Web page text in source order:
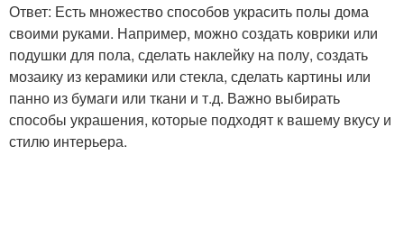
Ответ: Есть множество способов украсить полы дома
своими руками. Например, можно создать коврики или
подушки для пола, сделать наклейку на полу, создать
мозаику из керамики или стекла, сделать картины или
панно из бумаги или ткани и т.д. Важно выбирать
способы украшения, которые подходят к вашему вкусу и
стилю интерьера.